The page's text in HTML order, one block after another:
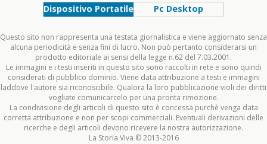
Dispositivo Portatile Pc Desktop
Questo sito non rappresenta una testata giornalistica e viene aggiornato senza
alcuna periodicità e senza fini di lucro. Non può pertanto considerarsi un
prodotto editoriale ai sensi della legge n.62 del 7.03.2001.
Le immagini e i testi inseriti in questo sito sono raccolti in rete e sono quindi
considerati di pubblico dominio. Viene data attribuzione a testi e immagini
laddove l'autore sia riconoscibile. Qualora la loro pubblicazione violi dei diritti
vogliate comunicarcelo per una pronta rimozione.
La condivisione degli articoli di questo sito è concessa purchè venga data
corretta attribuzione e non per scopi commerciali. Eventuali derivazioni delle
ricerche e degli articoli devono ricevere la nostra autorizzazione.
La Storia Viva © 2013-2016